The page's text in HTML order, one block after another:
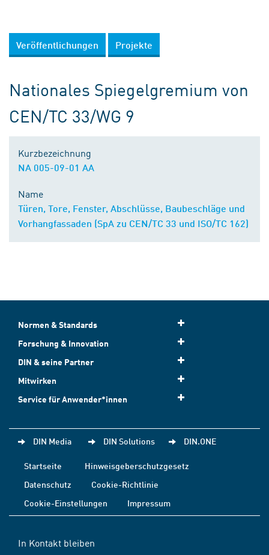
Veröffentlichungen Projekte
Nationales Spiegelgremium von
CEN/TC 33/WG 9
Kurzbezeichnung
NA 005-09-01 AA
Name
Türen, Tore, Fenster, Abschlüsse, Baubeschläge und
Vorhangfassaden (SpA zu CEN/TC 33 und ISO/TC 162)
Normen & Standards
Forschung & Innovation
DIN & seine Partner
Mitwirken
Service für Anwender*innen
DIN Media DIN Solutions DIN.ONE
Startseite
Hinweisgeberschutzgesetz
Datenschutz
Cookie-Richtlinie
Cookie-Einstellungen
Impressum
In Kontakt bleiben